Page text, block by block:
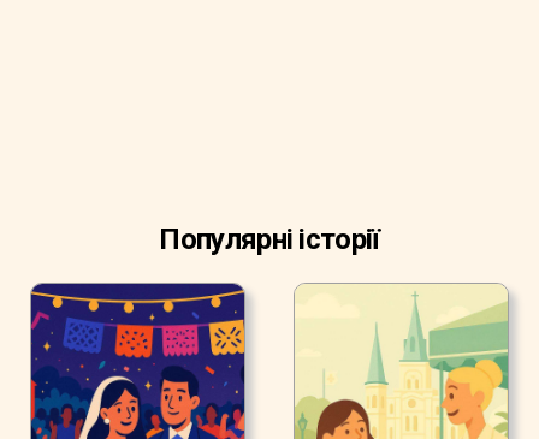
Популярні історії